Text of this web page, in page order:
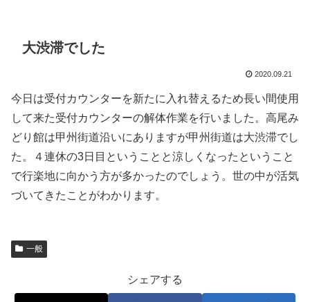
大渋滞でした
2020.09.21
今日は受付カウンターを新たに入れ替えるため長い間使用
して来た受付カウンターの解体作業を行いました。高尾み
どり館は甲州街道沿いにありますが甲州街道は大渋滞でし
た。４連休の3日目ということと涼しくなったということ
で行楽地に向かう方が多かったのでしょう。世の中が活気
づいてきたことがわかります。
一般
シェアする